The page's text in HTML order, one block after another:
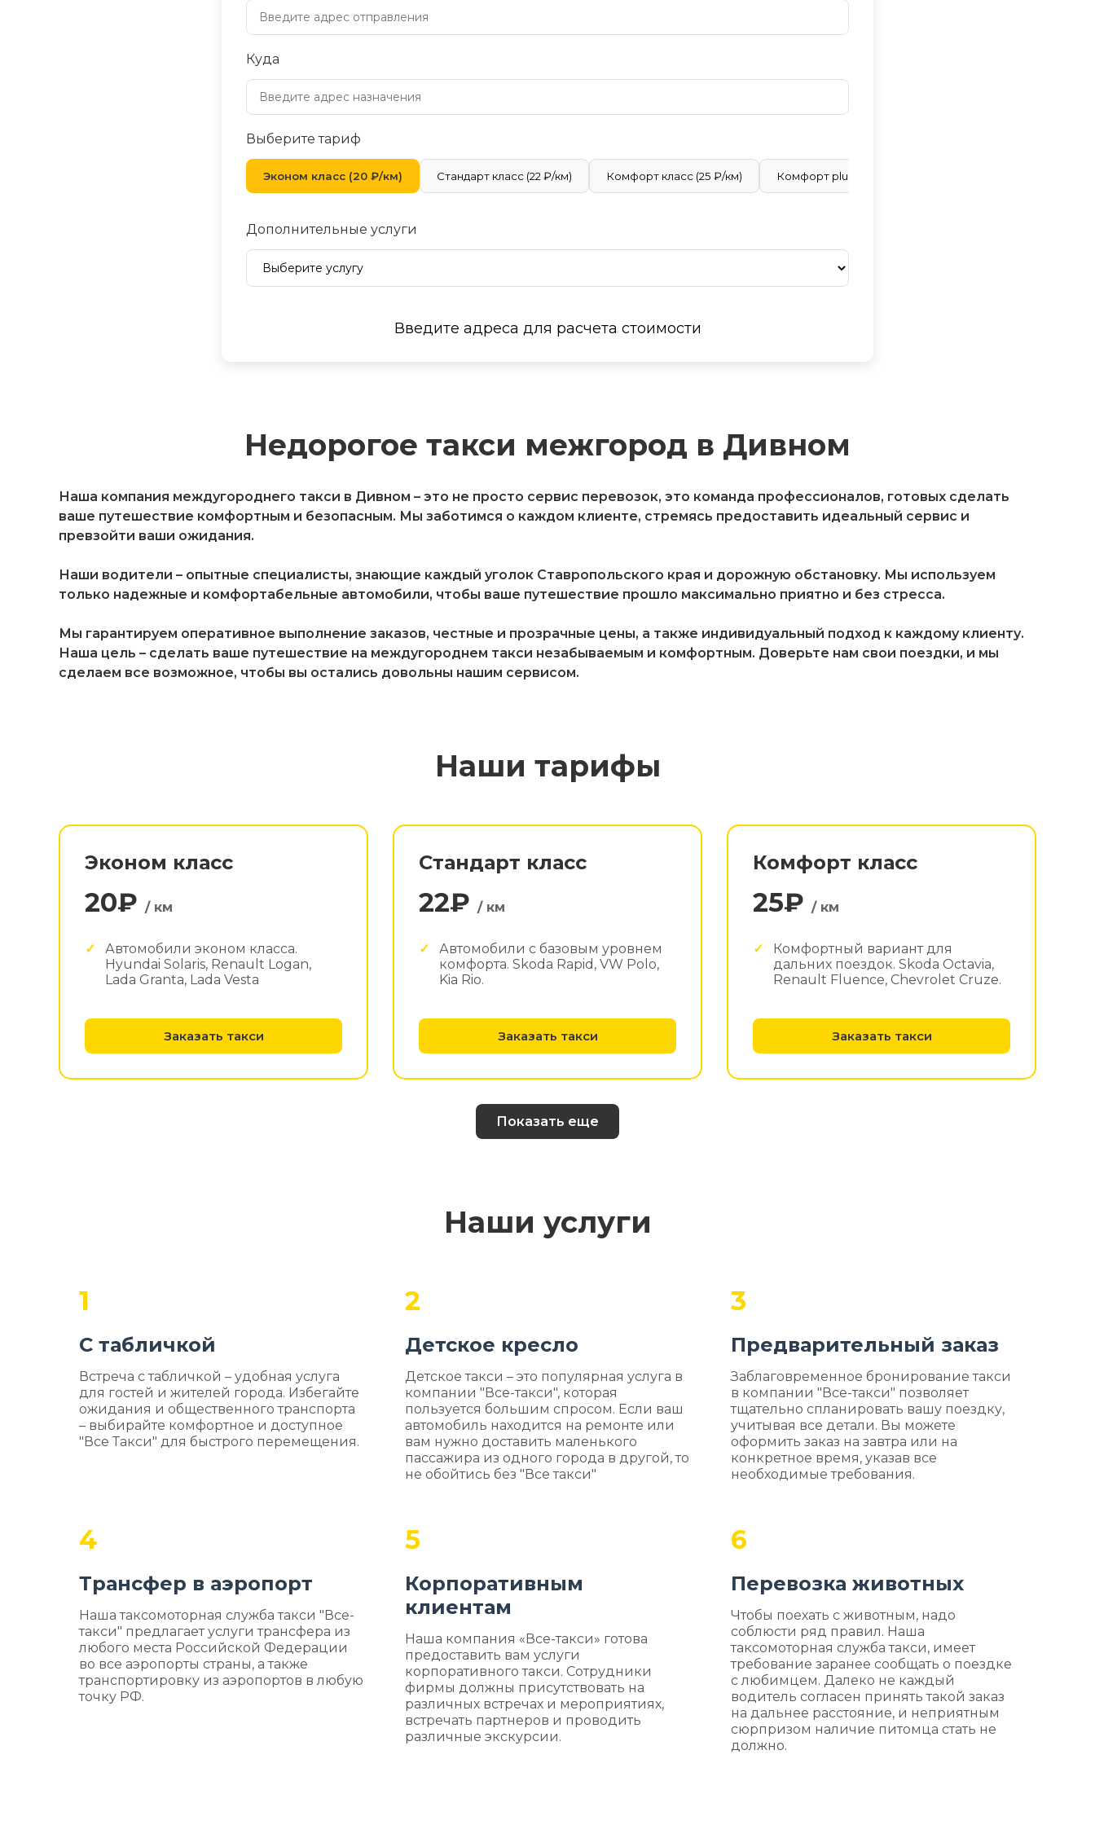
Куда
Выберите тариф
Эконом класс (20 ₽/км) Стандарт класс (22 ₽/км) Комфорт класс (25 ₽/км) Комфорт plus (28 ₽/км)
Дополнительные услуги
Введите адреса для расчета стоимости
Недорогое такси межгород в Дивном
Наша компания междугороднего такси в Дивном – это не просто сервис перевозок, это команда профессионалов, готовых сделать
ваше путешествие комфортным и безопасным. Мы заботимся о каждом клиенте, стремясь предоставить идеальный сервис и
превзойти ваши ожидания.
Наши водители – опытные специалисты, знающие каждый уголок Ставропольского края и дорожную обстановку. Мы используем
только надежные и комфортабельные автомобили, чтобы ваше путешествие прошло максимально приятно и без стресса.
Мы гарантируем оперативное выполнение заказов, честные и прозрачные цены, а также индивидуальный подход к каждому клиенту.
Наша цель – сделать ваше путешествие на междугороднем такси незабываемым и комфортным. Доверьте нам свои поездки, и мы
сделаем все возможное, чтобы вы остались довольны нашим сервисом.
Наши тарифы
Эконом класс
20₽ / км
Автомобили эконом класса.
Hyundai Solaris, Renault Logan,
Lada Granta, Lada Vesta
Заказать такси
Стандарт класс
22₽ / км
Автомобили с базовым уровнем
комфорта. Skoda Rapid, VW Polo,
Kia Rio.
Заказать такси
Комфорт класс
25₽ / км
Комфортный вариант для
дальних поездок. Skoda Octavia,
Renault Fluence, Chevrolet Cruze.
Заказать такси
Показать еще
Наши услуги
1
С табличкой
Встреча с табличкой – удобная услуга
для гостей и жителей города. Избегайте
ожидания и общественного транспорта
– выбирайте комфортное и доступное
"Все Такси" для быстрого перемещения.
2
Детское кресло
Детское такси – это популярная услуга в
компании "Все-такси", которая
пользуется большим спросом. Если ваш
автомобиль находится на ремонте или
вам нужно доставить маленького
пассажира из одного города в другой, то
не обойтись без "Все такси"
3
Предварительный заказ
Заблаговременное бронирование такси
в компании "Все-такси" позволяет
тщательно спланировать вашу поездку,
учитывая все детали. Вы можете
оформить заказ на завтра или на
конкретное время, указав все
необходимые требования.
4
Трансфер в аэропорт
Наша таксомоторная служба такси "Все-
такси" предлагает услуги трансфера из
любого места Российской Федерации
во все аэропорты страны, а также
транспортировку из аэропортов в любую
точку РФ.
5
Корпоративным
клиентам
Наша компания «Все-такси» готова
предоставить вам услуги
корпоративного такси. Сотрудники
фирмы должны присутствовать на
различных встречах и мероприятиях,
встречать партнеров и проводить
различные экскурсии.
6
Перевозка животных
Чтобы поехать с животным, надо
соблюсти ряд правил. Наша
таксомоторная служба такси, имеет
требование заранее сообщать о поездке
с любимцем. Далеко не каждый
водитель согласен принять такой заказ
на дальнее расстояние, и неприятным
сюрпризом наличие питомца стать не
должно.